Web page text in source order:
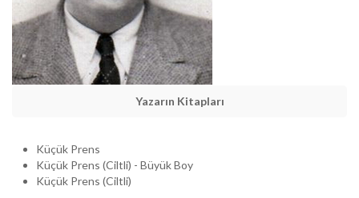
Yazarın Kitapları
Küçük Prens
Küçük Prens (Ciltli) - Büyük Boy
Küçük Prens (Ciltli)